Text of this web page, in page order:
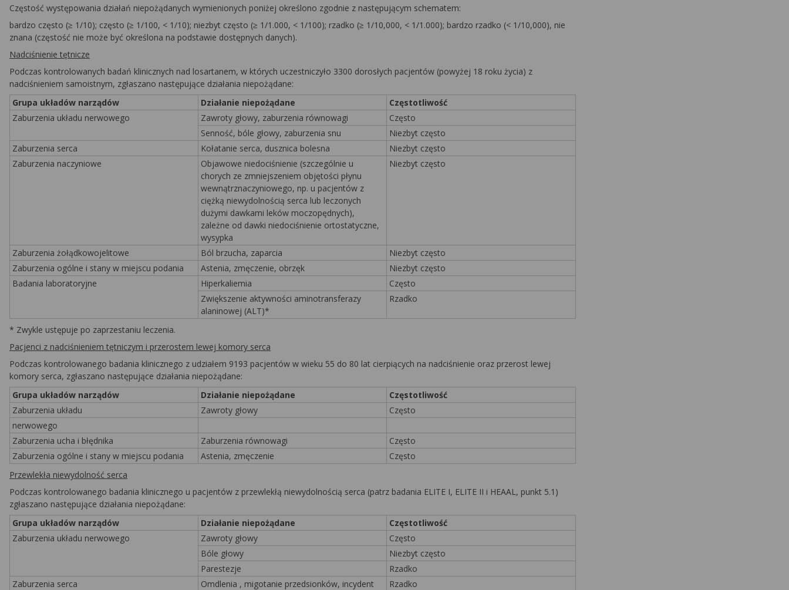
Częstość występowania działań niepożądanych wymienionych poniżej określono zgodnie z następującym schematem:
bardzo często (≥ 1/10); często (≥ 1/100, < 1/10); niezbyt często (≥ 1/1.000, < 1/100); rzadko (≥ 1/10,000, < 1/1.000); bardzo rzadko (< 1/10,000), nie
znana (częstość nie może być określona na podstawie dostępnych danych).
Nadciśnienie tętnicze
Podczas kontrolowanych badań klinicznych nad losartanem, w których uczestniczyło 3300 dorosłych pacjentów (powyżej 18 roku życia) z
nadciśnieniem samoistnym, zgłaszano następujące działania niepożądane:
Grupa układów narządów
Działanie niepożądane
Częstotliwość
Zaburzenia układu nerwowego
Zawroty głowy, zaburzenia równowagi
Często
Senność, bóle głowy, zaburzenia snu
Niezbyt często
Zaburzenia serca
Kołatanie serca, dusznica bolesna
Niezbyt często
Zaburzenia naczyniowe
Objawowe niedociśnienie (szczególnie u
chorych ze zmniejszeniem objętości płynu
wewnątrznaczyniowego, np. u pacjentów z
ciężką niewydolnością serca lub leczonych
dużymi dawkami leków moczopędnych),
zależne od dawki niedociśnienie ortostatyczne,
wysypka
Niezbyt często
Zaburzenia żołądkowojelitowe Ból brzucha, zaparcia
Niezbyt często
Zaburzenia ogólne i stany w miejscu podania
Astenia, zmęczenie, obrzęk
Niezbyt często
Badania laboratoryjne
Hiperkaliemia
Często
Zwiększenie aktywności aminotransferazy
alaninowej (ALT)*
Rzadko
* Zwykle ustępuje po zaprzestaniu leczenia.
Pacjenci z nadciśnieniem tętniczym i przerostem lewej komory serca
Podczas kontrolowanego badania klinicznego z udziałem 9193 pacjentów w wieku 55 do 80 lat cierpiących na nadciśnienie oraz przerost lewej
komory serca, zgłaszano następujące działania niepożądane:
Grupa układów narządów
Działanie niepożądane
Częstotliwość
Zaburzenia układu
Zawroty głowy
Często
nerwowego
Zaburzenia ucha i błędnika
Zaburzenia równowagi
Często
Zaburzenia ogólne i stany w miejscu podania
Astenia, zmęczenie
Często
Przewlekła niewydolność serca
Podczas kontrolowanego badania klinicznego u pacjentów z przewlekłą niewydolnością serca (patrz badania ELITE I, ELITE II i HEAAL, punkt 5.1)
zgłaszano następujące działania niepożądane:
Grupa układów narządów
Działanie niepożądane
Częstotliwość
Zaburzenia układu nerwowego
Zawroty głowy
Często
Bóle głowy
Niezbyt często
Parestezje
Rzadko
Zaburzenia serca
Omdlenia , migotanie przedsionków, incydent
Rzadko